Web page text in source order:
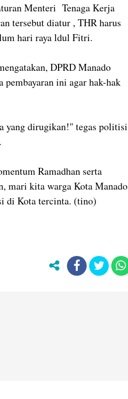
Menteri Tenaga Kerja
tersebut diatur , THR harus
hari raya ldul Fitri.
DPRD Manado
pembayaran ini agar hak-hak
yang dirugikan!" tegas politisi
Ramadhan serta
mari kita warga Kota Manado
di Kota tercinta. (tino)